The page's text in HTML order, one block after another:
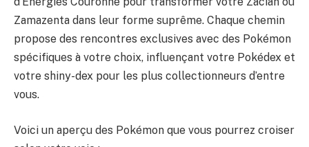
Zamazenta dans leur forme suprême. Chaque chemin
propose des rencontres exclusives avec des Pokémon
spécifiques à votre choix, influençant votre Pokédex et
votre shiny-dex pour les plus collectionneurs d’entre
vous.
Voici un aperçu des Pokémon que vous pourrez croiser